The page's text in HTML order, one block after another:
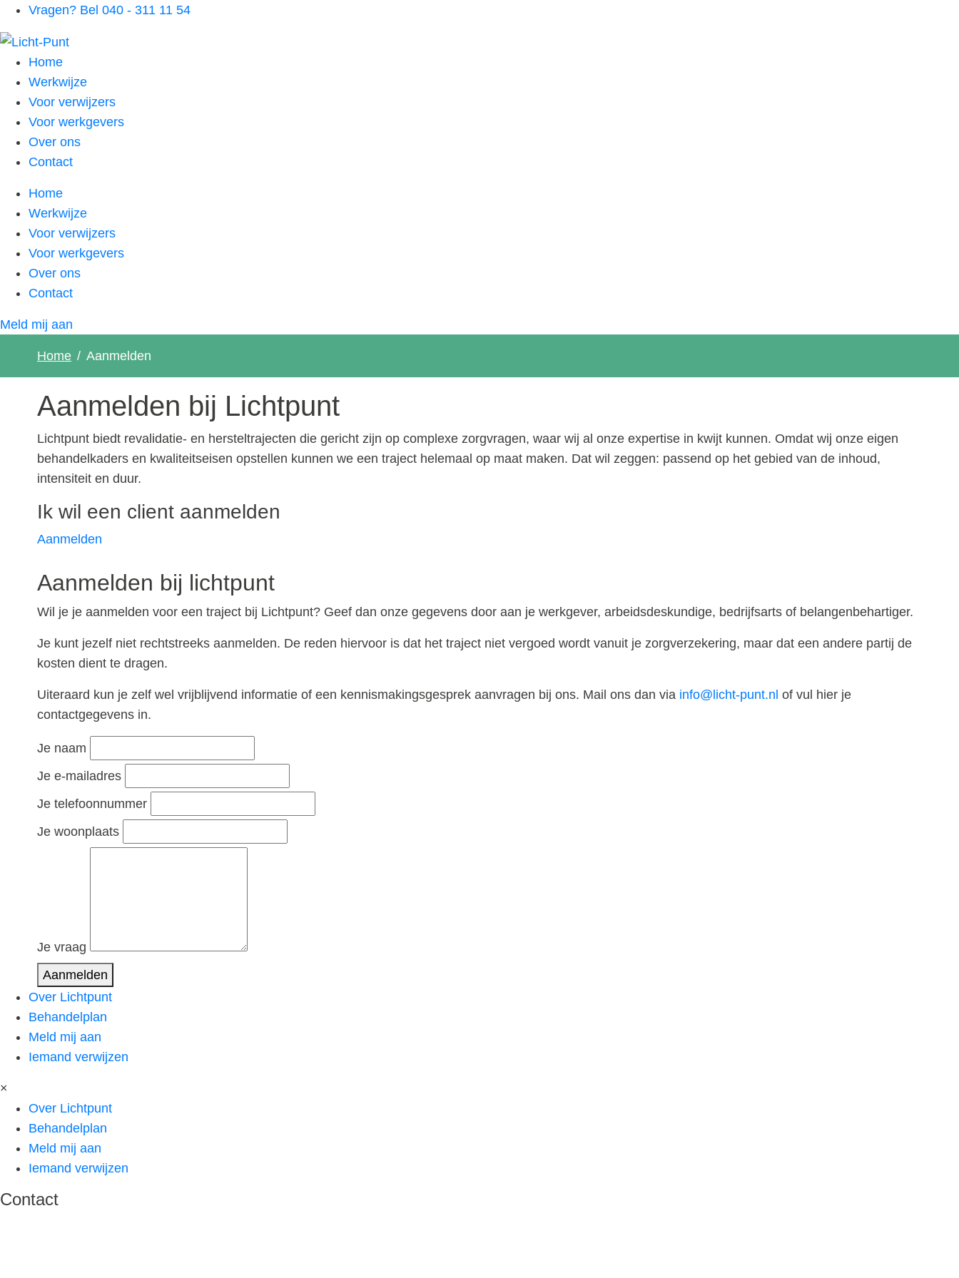
Vragen? Bel 040 - 311 11 54
Home
Werkwijze
Voor verwijzers
Voor werkgevers
Over ons
Contact
Home
Werkwijze
Voor verwijzers
Voor werkgevers
Over ons
Contact
Meld mij aan
Home Aanmelden
Aanmelden bij Lichtpunt
Lichtpunt biedt revalidatie- en hersteltrajecten die gericht zijn op complexe zorgvragen, waar wij al onze expertise in kwijt kunnen. Omdat wij onze eigen
behandelkaders en kwaliteitseisen opstellen kunnen we een traject helemaal op maat maken. Dat wil zeggen: passend op het gebied van de inhoud,
intensiteit en duur.
Ik wil een client aanmelden
Aanmelden
Aanmelden bij lichtpunt
Wil je je aanmelden voor een traject bij Lichtpunt? Geef dan onze gegevens door aan je werkgever, arbeidsdeskundige, bedrijfsarts of belangenbehartiger.
Je kunt jezelf niet rechtstreeks aanmelden. De reden hiervoor is dat het traject niet vergoed wordt vanuit je zorgverzekering, maar dat een andere partij de
kosten dient te dragen.
Uiteraard kun je zelf wel vrijblijvend informatie of een kennismakingsgesprek aanvragen bij ons. Mail ons dan via info@licht-punt.nl of vul hier je
contactgegevens in.
Je naam
Je e-mailadres
Je telefoonnummer
Je woonplaats
Je vraag
Aanmelden
Over Lichtpunt
Behandelplan
Meld mij aan
Iemand verwijzen
×
Over Lichtpunt
Behandelplan
Meld mij aan
Iemand verwijzen
Contact